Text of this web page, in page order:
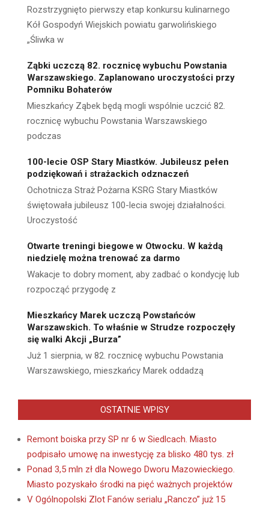
Rozstrzygnięto pierwszy etap konkursu kulinarnego
Kół Gospodyń Wiejskich powiatu garwolińskiego
„Śliwka w
Ząbki uczczą 82. rocznicę wybuchu Powstania
Warszawskiego. Zaplanowano uroczystości przy
Pomniku Bohaterów
Mieszkańcy Ząbek będą mogli wspólnie uczcić 82.
rocznicę wybuchu Powstania Warszawskiego
podczas
100-lecie OSP Stary Miastków. Jubileusz pełen
podziękowań i strażackich odznaczeń
Ochotnicza Straż Pożarna KSRG Stary Miastków
świętowała jubileusz 100-lecia swojej działalności.
Uroczystość
Otwarte treningi biegowe w Otwocku. W każdą
niedzielę można trenować za darmo
Wakacje to dobry moment, aby zadbać o kondycję lub
rozpocząć przygodę z
Mieszkańcy Marek uczczą Powstańców
Warszawskich. To właśnie w Strudze rozpoczęły
się walki Akcji „Burza”
Już 1 sierpnia, w 82. rocznicę wybuchu Powstania
Warszawskiego, mieszkańcy Marek oddadzą
OSTATNIE WPISY
Remont boiska przy SP nr 6 w Siedlcach. Miasto
podpisało umowę na inwestycję za blisko 480 tys. zł
Ponad 3,5 mln zł dla Nowego Dworu Mazowieckiego.
Miasto pozyskało środki na pięć ważnych projektów
V Ogólnopolski Zlot Fanów serialu „Ranczo” już 15